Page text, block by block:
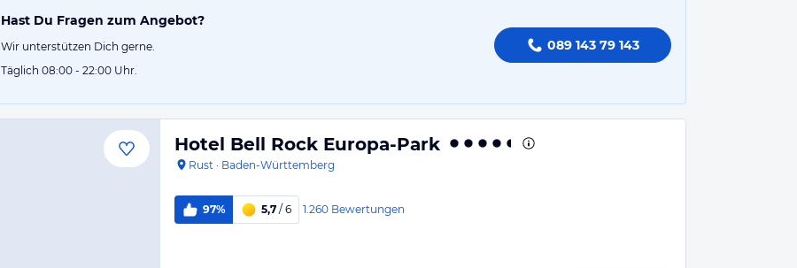
Hast Du Fragen zum Angebot?
Wir unterstützen Dich gerne.
Täglich 08:00 - 22:00 Uhr.
089 143 79 143
Hotel Bell Rock Europa-Park
Rust · Baden-Württemberg
97% 5,7 / 6 1.260 Bewertungen